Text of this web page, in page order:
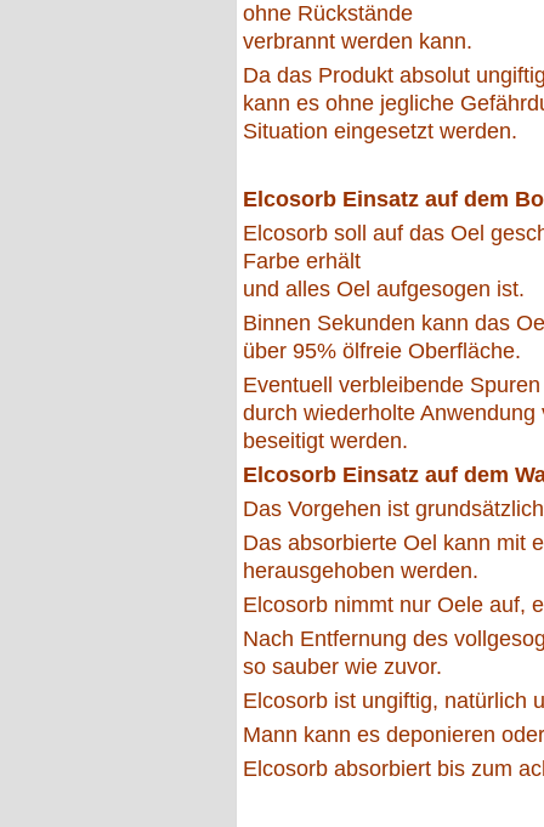
ohne Rückstände
verbrannt werden kann.
Da das Produkt absolut
kann es ohne jegliche
Situation eingesetzt werden.
Elcosorb Einsatz auf dem
Elcosorb soll auf das Oel
Farbe erhält
und alles Oel aufgesogen ist.
Binnen Sekunden kann das
über 95% ölfreie Oberfläche.
Eventuell verbleibende
durch wiederholte
beseitigt werden.
Elcosorb Einsatz auf dem
Das Vorgehen ist
Das absorbierte Oel kann mit
herausgehoben werden.
Elcosorb nimmt nur Oele auf,
Nach Entfernung des
so sauber wie zuvor.
Elcosorb ist ungiftig, natürlich
Mann kann es deponieren
Elcosorb absorbiert bis zum